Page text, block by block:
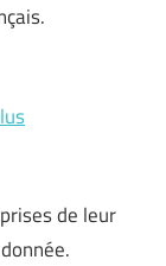
de leur